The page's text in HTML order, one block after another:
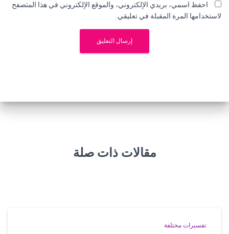
احفظ اسمي، بريدي الإلكتروني، والموقع الإلكتروني في هذا المتصفح
لاستخدامها المرة المقبلة في تعليقي.
مقالات ذات صلة
تفسيرات مختلفة